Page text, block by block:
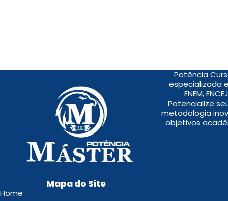
Potência
especializada
ENEM,
Potencialize
metodologia
objetivos
Mapa do Site
Home